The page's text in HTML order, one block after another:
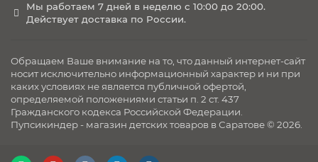
Мы работаем 7 дней в неделю с 10:00 до 20:00.
Действует доставка по России.
Обращаем Ваше внимание на то, что данный интернет-сайт
носит исключительно информационный характер и ни при
каких условиях не является публичной офертой,
определяемой положениями статьи п. 2 ст. 437
Гражданского кодекса Российской Федерации.
Пупсикиндер - магазин детских товаров в Саратове © 2026.